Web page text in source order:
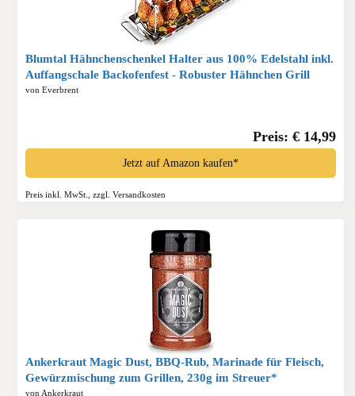
Blumtal Hähnchenschenkel Halter aus 100% Edelstahl inkl.
Auffangschale Backofenfest - Robuster Hähnchen Grill
Ständer - für 12 Schenkel, Spülmaschinengeeignet*
von Everbrent
Preis: € 14,99
Jetzt auf Amazon kaufen*
Preis inkl. MwSt., zzgl. Versandkosten
Ankerkraut Magic Dust, BBQ-Rub, Marinade für Fleisch,
Gewürzmischung zum Grillen, 230g im Streuer*
von Ankerkraut